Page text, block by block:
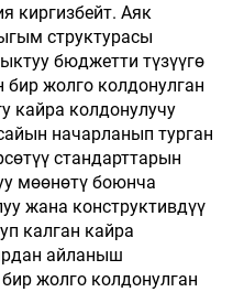
киргизбейт. Аяк
структурасы
бюджетти түзүүгө
жолго колдонулган
кайра колдонулучу
начарланып турган
стандарттарын
мөөнөтү боюнча
жана конструктивдүү
калган кайра
айланыш
жолго колдонулган